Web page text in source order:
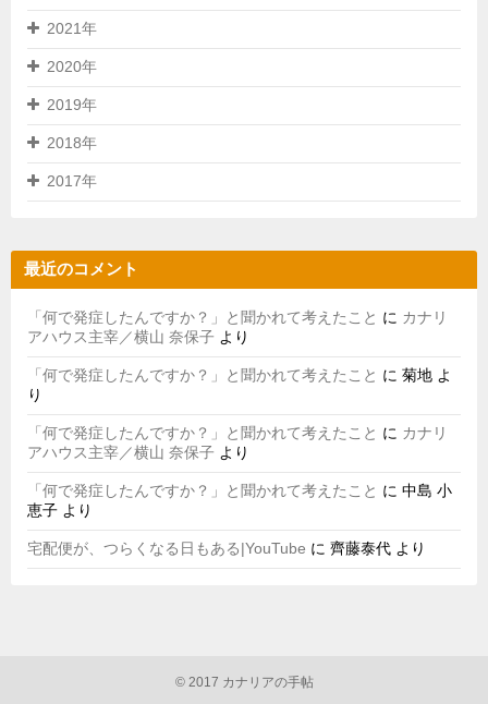
2021年
2020年
2019年
2018年
2017年
最近のコメント
「何で発症したんですか？」と聞かれて考えたこと に カナリ
アハウス主宰／横山 奈保子 より
「何で発症したんですか？」と聞かれて考えたこと に 菊地 よ
り
「何で発症したんですか？」と聞かれて考えたこと に カナリ
アハウス主宰／横山 奈保子 より
「何で発症したんですか？」と聞かれて考えたこと に 中島 小
恵子 より
宅配便が、つらくなる日もある|YouTube に 齊藤泰代 より
© 2017 カナリアの手帖